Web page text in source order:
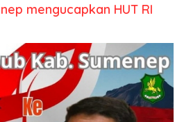
mengucapkan HUT RI